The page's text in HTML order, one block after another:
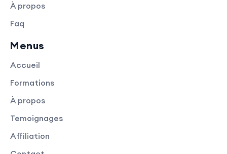
À propos
Faq
Menus
Accueil
Formations
À propos
Temoignages
Affiliation